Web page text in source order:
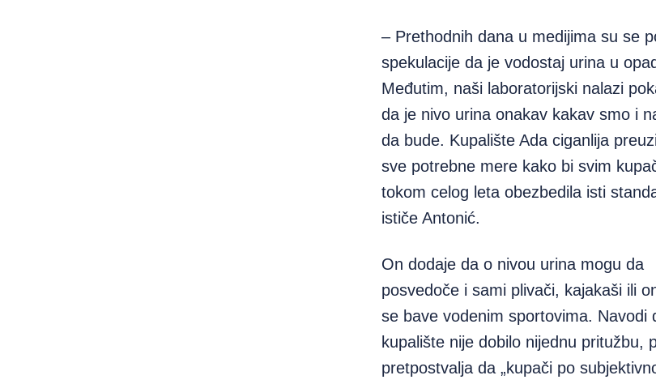
– Prethodnih dana u medijima su se
spekulacije da je vodostaj urina u
Međutim, naši laboratorijski nalazi
da je nivo urina onakav kakav smo i
da bude. Kupalište Ada ciganlija
sve potrebne mere kako bi svim
tokom celog leta obezbedila isti
ističe Antonić.
On dodaje da o nivou urina mogu da
posvedoče i sami plivači, kajakaši ili
se bave vodenim sportovima. Navodi
kupalište nije dobilo nijednu pritužbu,
pretpostvalja da „kupači po